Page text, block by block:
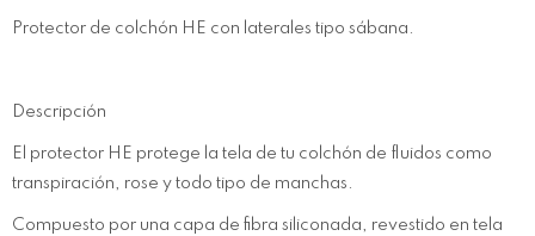
Protector de colchón HE con laterales tipo sábana.
Descripción
El protector HE protege la tela de tu colchón de fluidos como
transpiración, rose y todo tipo de manchas.
Compuesto por una capa de fibra siliconada, revestido en tela